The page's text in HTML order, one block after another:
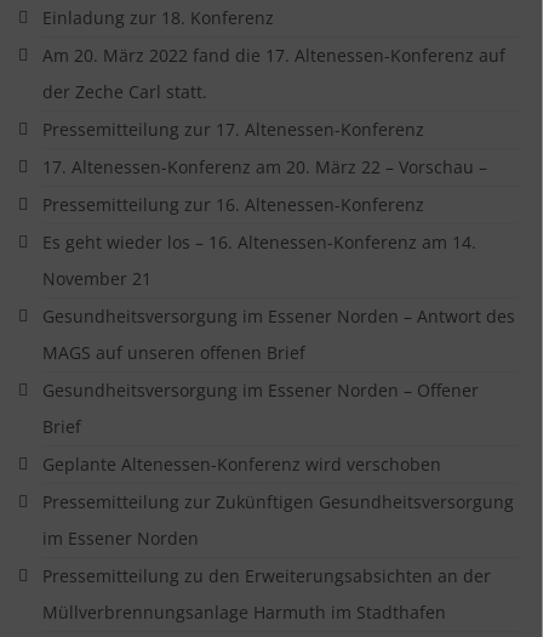
Einladung zur 18. Konferenz
Am 20. März 2022 fand die 17. Altenessen-Konferenz auf
der Zeche Carl statt.
Pressemitteilung zur 17. Altenessen-Konferenz
17. Altenessen-Konferenz am 20. März 22 – Vorschau –
Pressemitteilung zur 16. Altenessen-Konferenz
Es geht wieder los – 16. Altenessen-Konferenz am 14.
November 21
Gesundheitsversorgung im Essener Norden – Antwort des
MAGS auf unseren offenen Brief
Gesundheitsversorgung im Essener Norden – Offener
Brief
Geplante Altenessen-Konferenz wird verschoben
Pressemitteilung zur Zukünftigen Gesundheitsversorgung
im Essener Norden
Pressemitteilung zu den Erweiterungsabsichten an der
Müllverbrennungsanlage Harmuth im Stadthafen